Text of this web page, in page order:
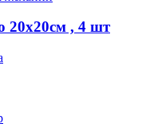
20х20см , 4 шт